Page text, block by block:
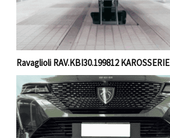
Ravaglioli RAV.KBI30.199812